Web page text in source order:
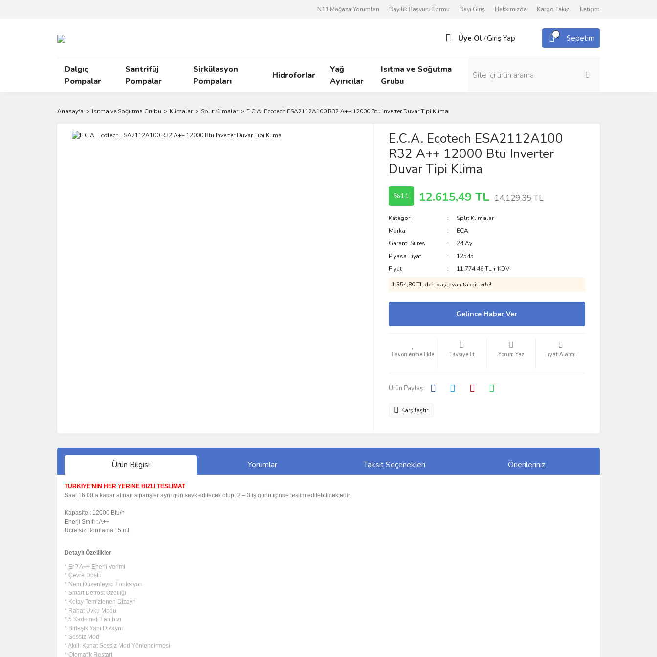
N11 Mağaza Yorumları Bayilik Başvuru Formu Bayi Giriş Hakkımızda Kargo Takip İletişim
Üye Ol /Giriş Yap Sepetim
Dalgıç
Pompalar
Santrifüj
Pompalar
Sirkülasyon
Pompaları
Hidroforlar
Yağ
Ayırıcılar
Isıtma ve Soğutma
Grubu
Anasayfa Isıtma ve Soğutma Grubu Klimalar Split Klimalar E.C.A. Ecotech ESA2112A100 R32 A++ 12000 Btu Inverter Duvar Tipi Klima
E.C.A. Ecotech ESA2112A100
R32 A++ 12000 Btu Inverter
Duvar Tipi Klima
%11 12.615,49 TL 14.129,35 TL
Kategori
Split Klimalar
Marka
ECA
Garanti Süresi
24 Ay
Piyasa Fiyatı
12545
Fiyat
11.774,46 TL + KDV
1.354,80 TL den başlayan taksitlerle!
Gelince Haber Ver
Tavsiye Et Yorum Yaz Fiyat Alarmı
Ürün Paylaş :
Karşılaştır
Ürün Bilgisi Yorumlar Taksit Seçenekleri Önerileriniz
TÜRKİYE’NİN HER YERİNE HIZLI TESLİMAT
Saat 16:00’a kadar alınan siparişler aynı gün sevk edilecek olup, 2 – 3 iş günü içinde teslim edilebilmektedir.
Kapasite : 12000 Btu/h
Enerji Sınıfı : A++
Ücretsiz Borulama : 5 mt
Detaylı Özellikler
* ErP A++ Enerji Verimi
* Çevre Dostu
* Nem Düzenleyici Fonksiyon
* Smart Defrost Özelliği
* Kolay Temizlenen Dizayn
* Rahat Uyku Modu
* 5 Kademeli Fan hızı
* Birleşik Yapı Dizaynı
* Sessiz Mod
* Akıllı Kanat Sessiz Mod Yönlendirmesi
* Otomatik Restart